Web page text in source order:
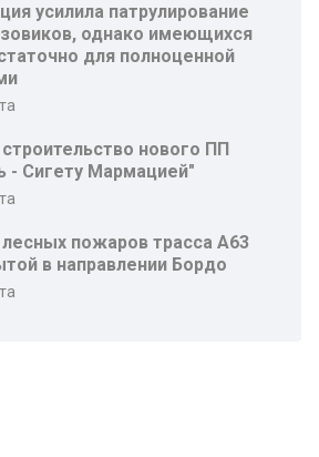
усилила патрулирование
однако имеющихся
для полноценной
нового ПП
- Сигету Мармацией"
пожаров трасса A63
в направлении Бордо